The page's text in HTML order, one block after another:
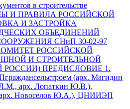
в строительстве
И ПРАВИЛА РОССИЙСКОЙ
И ЗАСТРОЙКА
ОБЪЕДИНЕНИЙ
СНиП 30-02-97
РОССИЙСКОЙ
И СТРОИТЕЛЬНОЙ
РОССИИ) ПРЕДИСЛОВИЕ 1.
(арх. Магидин
арх. Лопаткин Ю.В.),
(арх. Новоселов Ю.А.), ЦНИИЭП